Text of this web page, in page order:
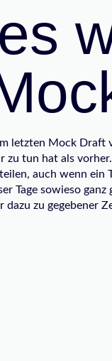
letzten Mock
tun hat als
auch wenn
Tage sowieso
zu gegebener